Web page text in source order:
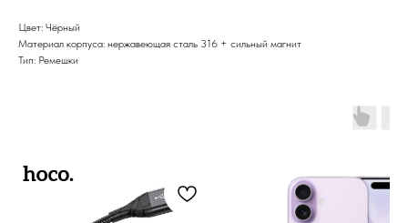
Цвет: Чёрный
Материал корпуса: нержавеющая сталь 316 + сильный магнит
Тип: Ремешки